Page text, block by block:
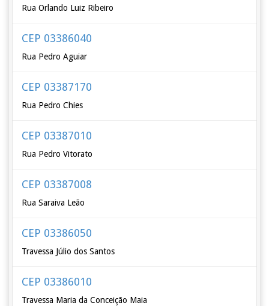
Rua Orlando Luiz Ribeiro
CEP 03386040
Rua Pedro Aguiar
CEP 03387170
Rua Pedro Chies
CEP 03387010
Rua Pedro Vitorato
CEP 03387008
Rua Saraiva Leão
CEP 03386050
Travessa Júlio dos Santos
CEP 03386010
Travessa Maria da Conceição Maia